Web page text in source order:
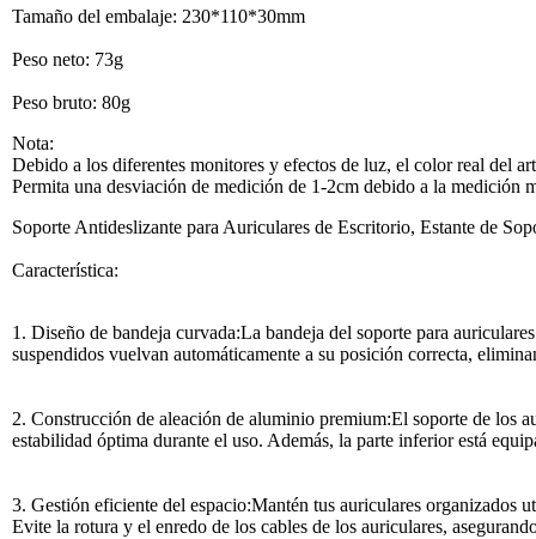
Tamaño del embalaje: 230*110*30mm
Peso neto: 73g
Peso bruto: 80g
Nota:
Debido a los diferentes monitores y efectos de luz, el color real del
Permita una desviación de medición de 1-2cm debido a la medición
Soporte Antideslizante para Auriculares de Escritorio, Estante de
Característica:
1. Diseño de bandeja curvada:La bandeja del soporte para
suspendidos vuelvan automáticamente a su posición correcta,
2. Construcción de aleación de aluminio premium:El soporte de los
estabilidad óptima durante el uso. Además, la parte inferior está
3. Gestión eficiente del espacio:Mantén tus auriculares organizados
Evite la rotura y el enredo de los cables de los auriculares,